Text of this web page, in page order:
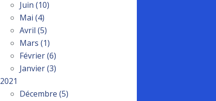
Juin (10)
Mai (4)
Avril (5)
Mars (1)
Février(6)
Janvier(3)
2021
Décembre (5)